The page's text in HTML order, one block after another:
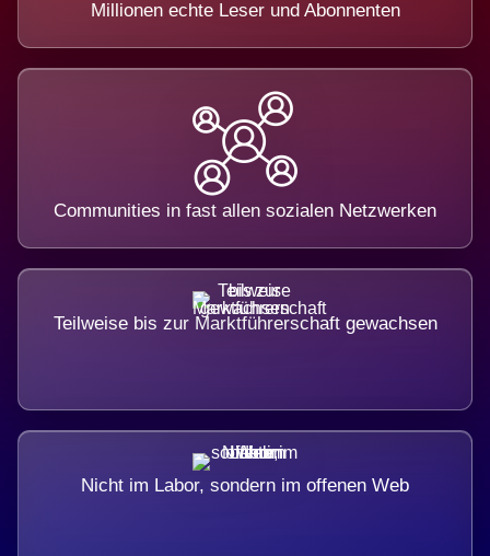
Millionen echte Leser und Abonnenten
Communities in fast allen sozialen Netzwerken
Teilweise bis zur Marktführerschaft gewachsen
Nicht im Labor, sondern im offenen Web